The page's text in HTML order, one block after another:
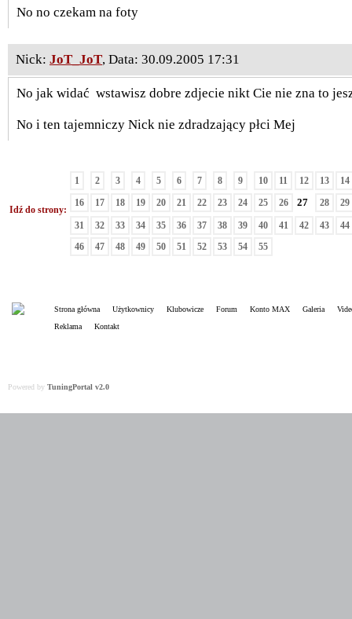
No no czekam na foty
Nick: JoT_JoT, Data: 30.09.2005 17:31
No jak widać wstawisz dobre zdjecie nikt Cie nie zna to
No i ten tajemniczy Nick nie zdradzający płci Mej
Idź do strony:
1 2 3 4 5 6 7 8 9 10 11 12 13
14
16
17 18 19 20 21 22 23 24 25 26 27 28 29
31 32 33 34 35 36 37 38 39 40 41 42 43
44
46
47 48 49 50 51 52 53 54 55
Strona główna Użytkownicy Klubowicze Forum Konto MAX Galeria
Reklama
Kontakt
Powered by TuningPortal v2.0